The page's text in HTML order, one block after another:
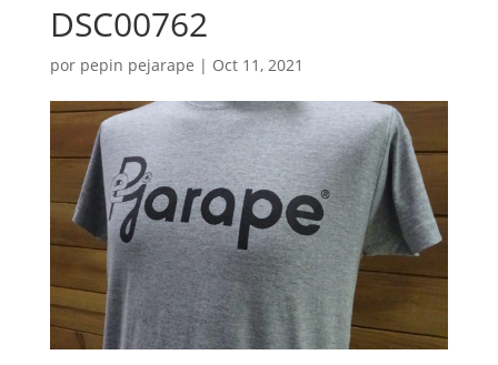
DSC00762
por pepin pejarape | Oct 11, 2021